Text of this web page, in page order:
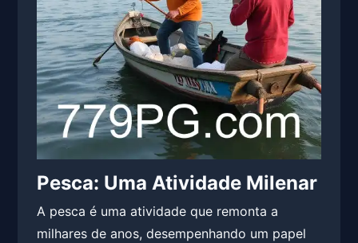
Pesca: Uma Atividade Milenar
A pesca é uma atividade que remonta a
milhares de anos, desempenhando um papel